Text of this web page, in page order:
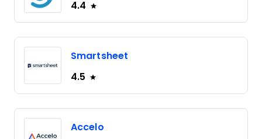
4.4
Smartsheet
4.5
Accelo